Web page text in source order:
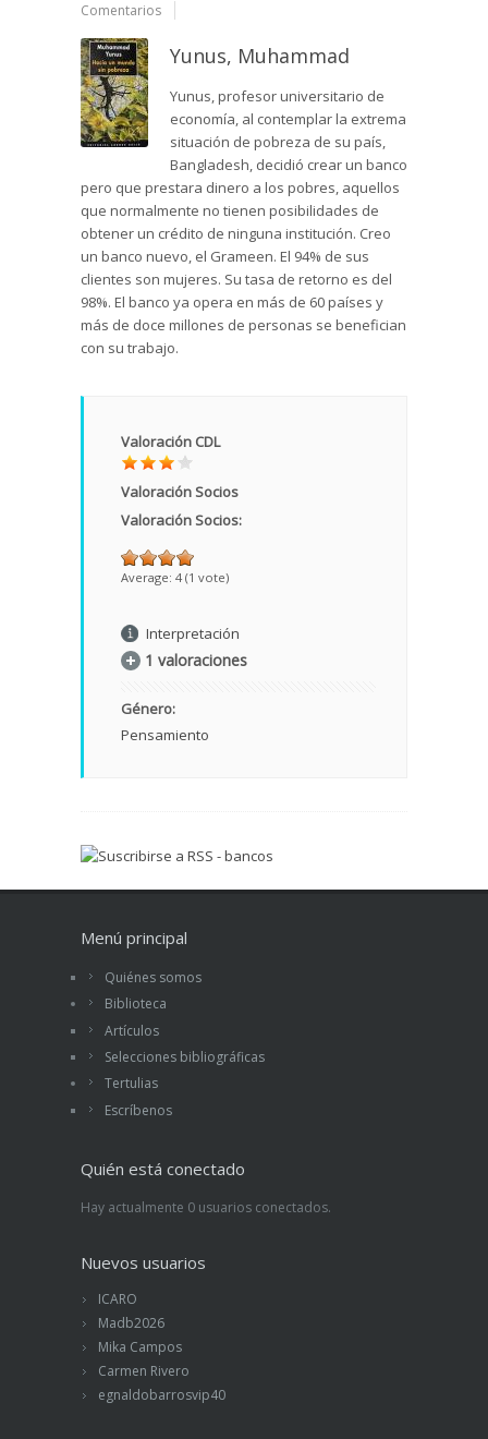
Comentarios
Yunus, Muhammad
Yunus, profesor universitario de
economía, al contemplar la extrema
situación de pobreza de su país,
Bangladesh, decidió crear un banco
pero que prestara dinero a los pobres, aquellos
que normalmente no tienen posibilidades de
obtener un crédito de ninguna institución. Creo
un banco nuevo, el Grameen. El 94% de sus
clientes son mujeres. Su tasa de retorno es del
98%. El banco ya opera en más de 60 países y
más de doce millones de personas se benefician
con su trabajo.
Valoración CDL
Valoración Socios
Valoración Socios:
Average: 4 (1 vote)
Interpretación
1 valoraciones
Género:
Pensamiento
Menú principal
Quiénes somos
Biblioteca
Artículos
Selecciones bibliográficas
Tertulias
Escríbenos
Quién está conectado
Hay actualmente 0 usuarios conectados.
Nuevos usuarios
ICARO
Madb2026
Mika Campos
Carmen Rivero
egnaldobarrosvip40